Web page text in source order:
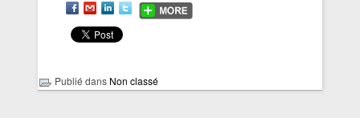
Publié dans Non classé